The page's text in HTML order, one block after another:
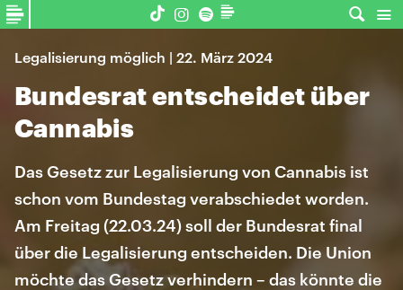
Legalisierung möglich | 22. März 2024
Bundesrat entscheidet über
Cannabis
Das Gesetz zur Legalisierung von Cannabis ist
schon vom Bundestag verabschiedet worden.
Am Freitag (22.03.24) soll der Bundesrat final
über die Legalisierung entscheiden. Die Union
möchte das Gesetz verhindern – das könnte die